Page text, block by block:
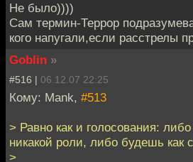
Не было))))
Сам термин-Террор
кого напугали,если расстрелы
Goblin »
#516 | 06.12.07 22:25
Кому: Mank, #513
> Равно как и голосования:
никакой роли, либо будешь как
>